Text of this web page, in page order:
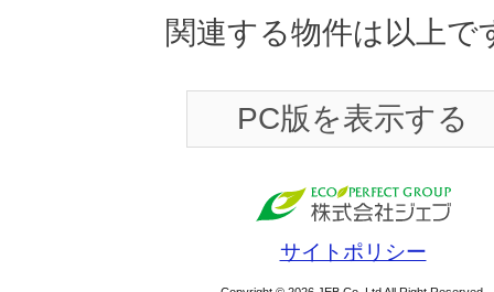
関連する物件は以上で
PC版を表示する
サイトポリシー